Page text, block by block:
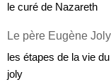
le curé de Nazareth
Le père Eugène Joly
les étapes de la vie
joly